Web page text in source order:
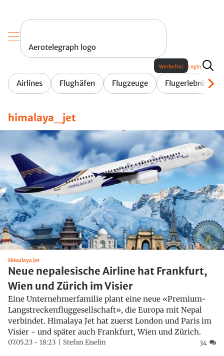
Aerotelegraph logo
Airlines Flughäfen Flugzeuge Flugerlebnis
Werbefrei Login
himalaya_jet
Himalaya Jet
Neue nepalesische Airline hat Frankfurt,
Wien und Zürich im Visier
Eine Unternehmerfamilie plant eine neue «Premium-
Langstreckenfluggesellschaft», die Europa mit Nepal
verbindet. Himalaya Jet hat zuerst London und Paris im
Visier - und später auch Frankfurt, Wien und Zürich.
07.05.23 - 18:23 Stefan Eiselin 34